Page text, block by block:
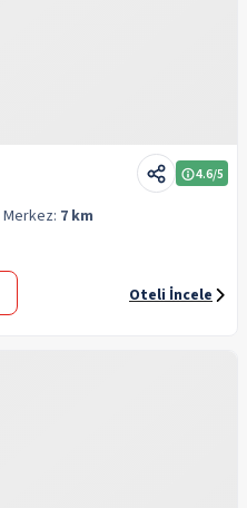
4.6/5
Merkez: 7 km
Oteli İncele